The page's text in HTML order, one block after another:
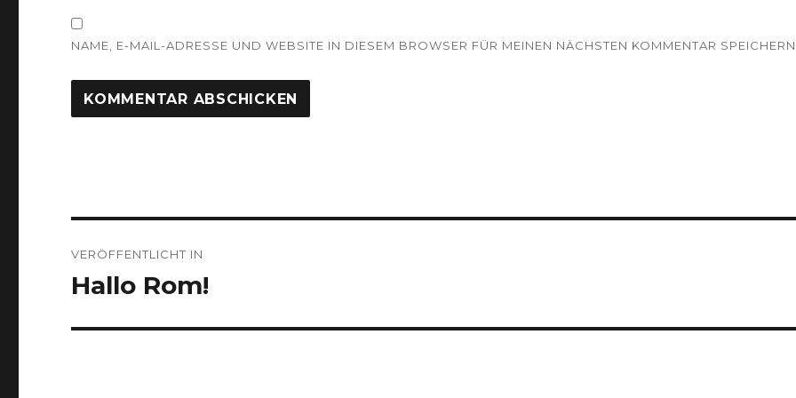
NAME, E-MAIL-ADRESSE UND WEBSITE IN DIESEM BROWSER FÜR MEINEN NÄCHSTEN KOMMENTAR
VERÖFFENTLICHT IN
Hallo Rom!